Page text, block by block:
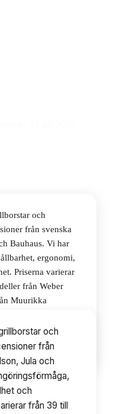
och
från svenska
Bauhaus. Vi har
ergonomi,
Priserna varierar
från Weber
Muurikka
10avsnitt
och
från
Jula och
och
från 39 till